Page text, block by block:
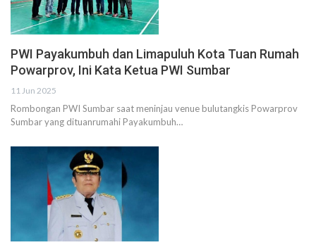
PWI Payakumbuh dan Limapuluh Kota Tuan Rumah
Powarprov, Ini Kata Ketua PWI Sumbar
11 Jun 2025
Rombongan PWI Sumbar saat meninjau venue bulutangkis Powarprov
Sumbar yang dituanrumahi Payakumbuh…